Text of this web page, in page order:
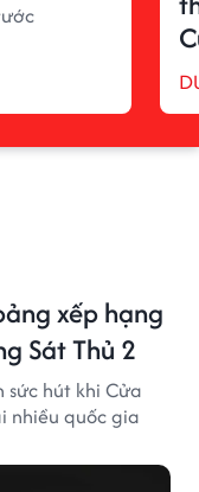
xếp hạng
Sát Thủ 2
sức hút khi Cửa
nhiều quốc gia